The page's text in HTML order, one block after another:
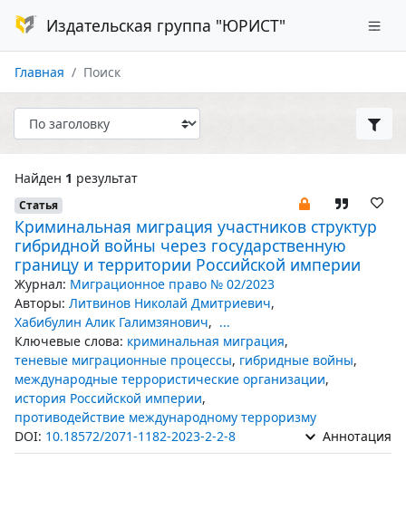
Издательская группа "ЮРИСТ"
Главная Поиск
Найден 1 результат
Статья
Криминальная миграция участников структур
гибридной войны через государственную
границу и территории Российской империи
Журнал: Миграционное право № 02/2023
Авторы: Литвинов Николай Дмитриевич,
Хабибулин Алик Галимзянович, ...
Ключевые слова: криминальная миграция,
теневые миграционные процессы, гибридные войны,
международные террористические организации,
история Российской империи,
противодействие международному терроризму
DOI: 10.18572/2071-1182-2023-2-2-8 Аннотация